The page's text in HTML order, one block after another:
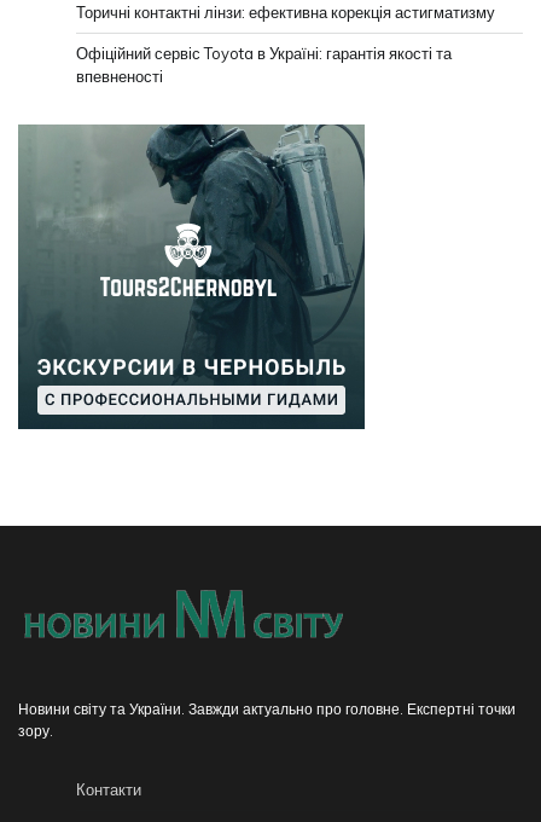
Торичні контактні лінзи: ефективна корекція астигматизму
Офіційний сервіс Toyota в Україні: гарантія якості та
впевненості
Новини світу та України. Завжди актуально про головне. Експертні точки
зору.
Контакти